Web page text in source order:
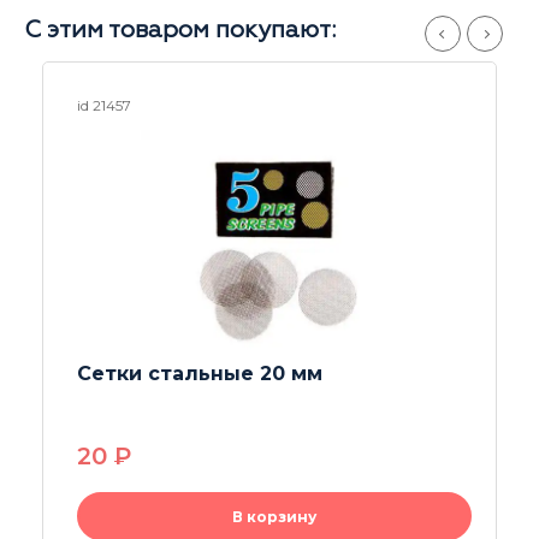
С этим товаром покупают:
id 21457
Сетки стальные 20 мм
20 P
В корзину